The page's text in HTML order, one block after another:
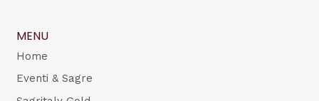
MENU
Home
Eventi & Sagre